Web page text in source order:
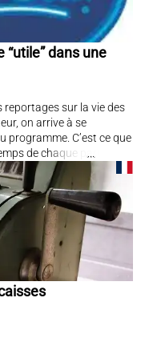
dans une
reportages sur la vie des
on arrive à se
programme. C’est ce que
de chaque partie. Le